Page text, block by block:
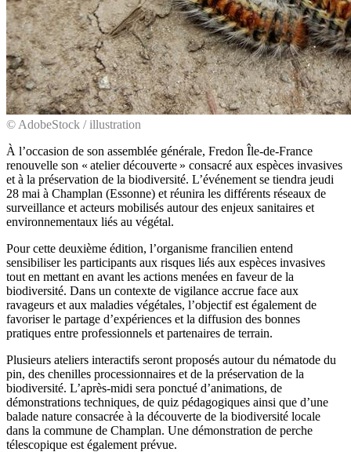
© AdobeStock / illustration
À l’occasion de son assemblée générale, Fredon Île-de-France
renouvelle son « atelier découverte » consacré aux espèces invasives
et à la préservation de la biodiversité. L’événement se tiendra jeudi
28 mai à Champlan (Essonne) et réunira les différents réseaux de
surveillance et acteurs mobilisés autour des enjeux sanitaires et
environnementaux liés au végétal.
Pour cette deuxième édition, l’organisme francilien entend
sensibiliser les participants aux risques liés aux espèces invasives
tout en mettant en avant les actions menées en faveur de la
biodiversité. Dans un contexte de vigilance accrue face aux
ravageurs et aux maladies végétales, l’objectif est également de
favoriser le partage d’expériences et la diffusion des bonnes
pratiques entre professionnels et partenaires de terrain.
Plusieurs ateliers interactifs seront proposés autour du nématode du
pin, des chenilles processionnaires et de la préservation de la
biodiversité. L’après-midi sera ponctué d’animations, de
démonstrations techniques, de quiz pédagogiques ainsi que d’une
balade nature consacrée à la découverte de la biodiversité locale
dans la commune de Champlan. Une démonstration de perche
télescopique est également prévue.